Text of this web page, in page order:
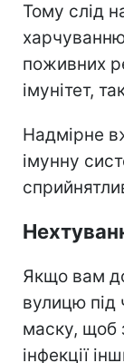
Тому слід
поживних
імунітет,
Надмірне
імунну
Якщо вам
вулицю під
маску, щоб
інфекції